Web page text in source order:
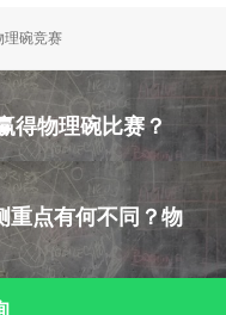
理碗竞赛
得物理碗比赛？
重点有何不同？​物